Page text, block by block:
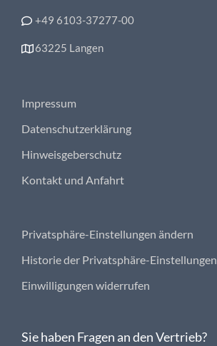
+49 6103-37277-00
63225 Langen
Impressum
Datenschutzerklärung
Hinweisgeberschutz
Kontakt und Anfahrt
Privatsphäre-Einstellungen ändern
Historie der Privatsphäre-Einstellungen
Einwilligungen widerrufen
Sie haben Fragen an den Vertrieb?